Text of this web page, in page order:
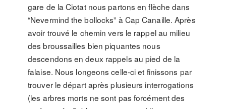
gare de la Ciotat nous partons en flèche dans
“Nevermind the bollocks” à Cap Canaille. Après
avoir trouvé le chemin vers le rappel au milieu
des broussailles bien piquantes nous
descendons en deux rappels au pied de la
falaise. Nous longeons celle-ci et finissons par
trouver le départ après plusieurs interrogations
(les arbres morts ne sont pas forcément des